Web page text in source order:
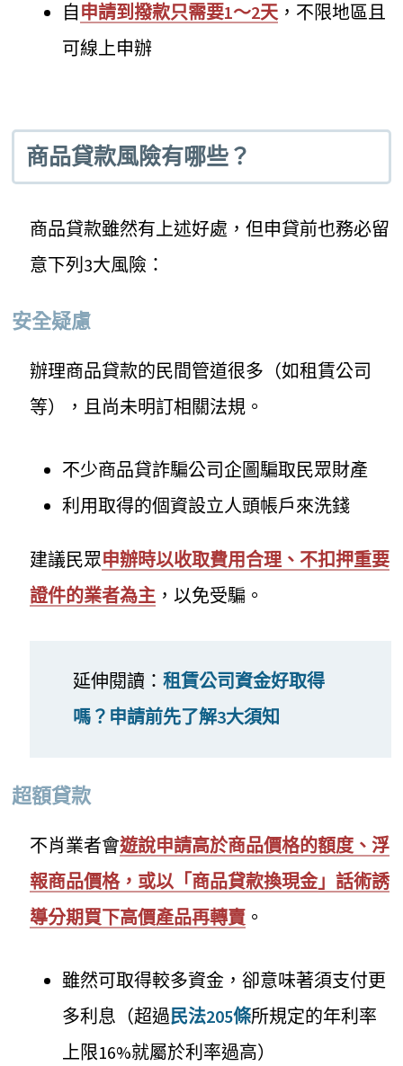
自 申請到撥款只需要1～2天，不限地區且
可線上申辦
商品貸款風險有哪些？
商品貸款雖然有上述好處，但申貸前也務必留
意下列3大風險：
安全疑慮
辦理商品貸款的民間管道很多（如租賃公司
等），且尚未明訂相關法規。
不少商品貸詐騙公司企圖騙取民眾財產
利用取得的個資設立人頭帳戶來洗錢
建議民眾申辦時以收取費用合理、不扣押重要
證件的業者為主 ，以免受騙。
延伸閱讀： 租賃公司資金好取得
嗎？申請前先了解3大須知
超額貸款
不肖業者會遊說申請高於商品價格的額度、浮
報商品價格，或以「商品貸款換現金」話術誘
導分期買下高價產品再轉賣 。
雖然可取得較多資金，卻意味著須支付更
多利息（超過民法205條所規定的年利率
上限16%就屬於利率過高）